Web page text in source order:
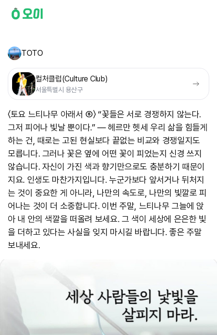
TOTO
컬처클럽(Culture Club)
서울특별시 용산구
〈토요 느티나무 아래서 ⑥〉 “꽃들은 서로 경쟁하지 않는다.
그저 피어나 빛날 뿐이다.” — 헤르만 헷세 우리 삶을 힘들게
하는 건, 때로는 고된 현실보다 끝없는 비교와 경쟁일지도
모릅니다. 그러나 꽃은 옆에 어떤 꽃이 피었는지 신경 쓰지
않습니다. 자신이 가진 색과 향기만으로도 충분하기 때문이
지요. 인생도 마찬가지입니다. 누군가보다 앞서거나 뒤처지
는 것이 중요한 게 아니라, 나만의 속도로, 나만의 빛깔로 피
어나는 것이 더 소중합니다. 이번 주말, 느티나무 그늘에 앉
아 내 안의 색깔을 떠올려 보세요. 그 색이 세상에 은은한 빛
을 더하고 있다는 사실을 잊지 마시길 바랍니다. 좋은 주말
보내세요.